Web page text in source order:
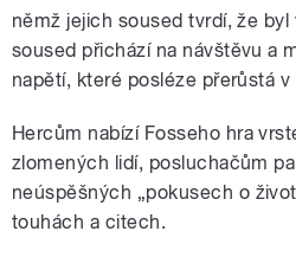
němž jejich soused tvrdí, že byl
soused přichází na návštěvu a
napětí, které posléze přerůstá
Hercům nabízí Fosseho hra
zlomených lidí, posluchačům
neúspěšných „pokusech o
touhách a citech.